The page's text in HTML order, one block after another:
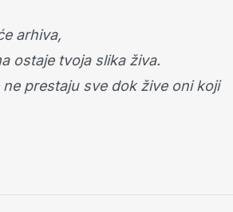
arhiva,
ostaje tvoja slika živa.
ne prestaju sve dok žive oni koji